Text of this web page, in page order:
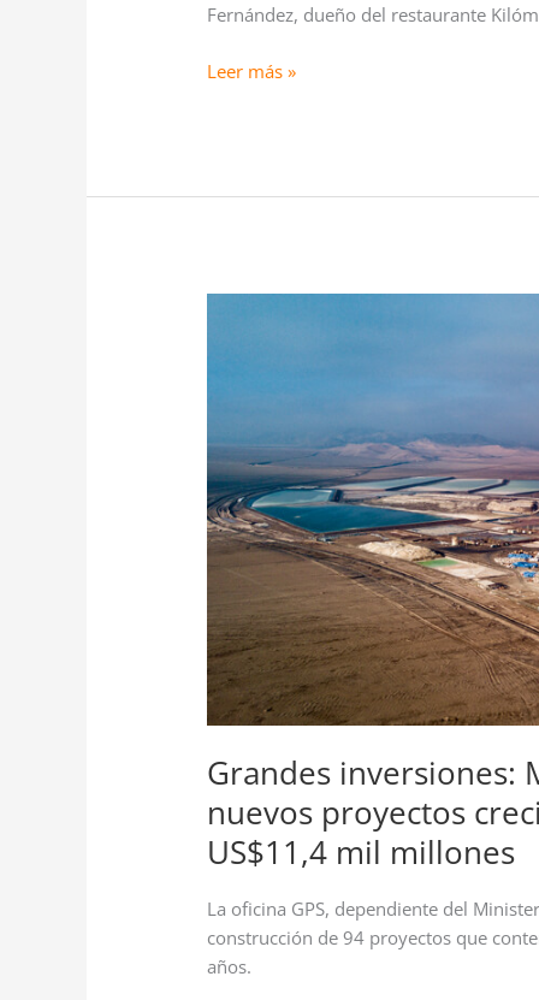
Fernández, dueño del restaurante
Leer más »
Grandes inversiones:
nuevos proyectos
US$11,4 mil millones
La oficina GPS, dependiente del
construcción de 94 proyectos que
años.
Montos
involucrados
nuevos
proyectos
crecieron
52%
en
y
sumaron
US$11,4
mil